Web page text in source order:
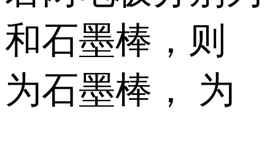
和石墨棒，则
为石墨棒， 为